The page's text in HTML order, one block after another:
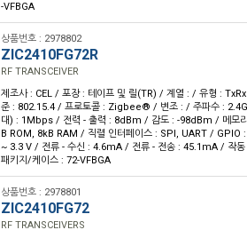
-VFBGA
상품번호 : 2978802
ZIC2410FG72R
RF TRANSCEIVER
제조사 : CEL / 포장 : 테이프 및 릴(TR) / 계열 : / 유형 :
준 : 802.15.4 / 프로토콜 : Zigbee® / 변조 : / 주파수 :
대) : 1Mbps / 전력 - 출력 : 8dBm / 감도 : -98dBm / 메모
B ROM, 8kB RAM / 직렬 인터페이스 : SPI, UART / GPIO
~ 3.3 V / 전류 - 수신 : 4.6mA / 전류 - 전송 : 45.1mA / 작동
패키지/케이스 : 72-VFBGA
상품번호 : 2978801
ZIC2410FG72
RF TRANSCEIVERS